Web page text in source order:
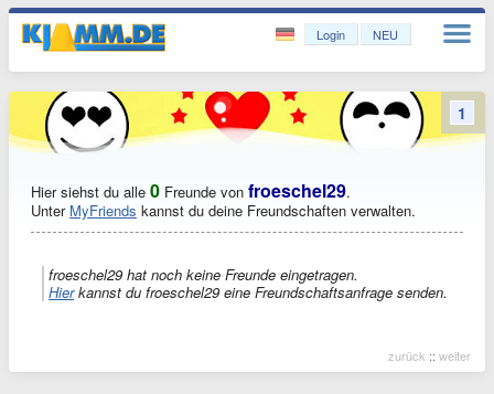
Login NEU
Hier siehst du alle 0 Freunde von froeschel29.
Unter MyFriends kannst du deine Freundschaften verwalten.
froeschel29 hat noch keine Freunde eingetragen.
Hierkannst du froeschel29 eine Freundschaftsanfrage senden.
zurück :: weiter
1